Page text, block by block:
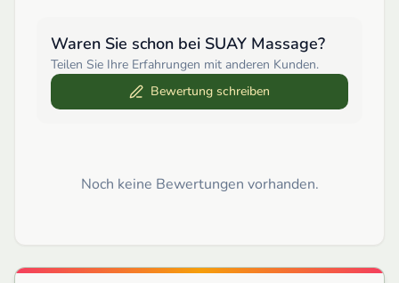
Waren Sie schon bei SUAY Massage?
Teilen Sie Ihre Erfahrungen mit anderen Kunden.
Bewertung schreiben
Noch keine Bewertungen vorhanden.